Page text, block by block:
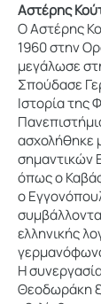
Αστέρης
Ο Αστέρης
1960 στην
μεγάλωσε
Σπούδασε
Ιστορία της
ασχολήθηκε
σημαντικών
όπως ο
ο
ελληνικής
Η
Θεοδωράκη